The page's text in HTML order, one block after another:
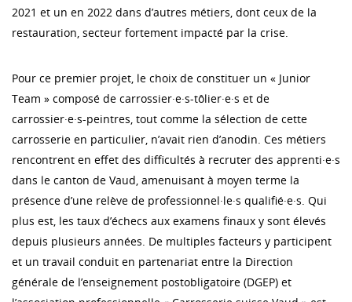
2021 et un en 2022 dans d’autres métiers, dont ceux de la
restauration, secteur fortement impacté par la crise.
Pour ce premier projet, le choix de constituer un « Junior
Team » composé de carrossier·e·s-tôlier·e·s et de
carrossier·e·s-peintres, tout comme la sélection de cette
carrosserie en particulier, n’avait rien d’anodin. Ces métiers
rencontrent en effet des difficultés à recruter des apprenti·e·s
dans le canton de Vaud, amenuisant à moyen terme la
présence d’une relève de professionnel·le·s qualifié·e·s. Qui
plus est, les taux d’échecs aux examens finaux y sont élevés
depuis plusieurs années. De multiples facteurs y participent
et un travail conduit en partenariat entre la Direction
générale de l’enseignement postobligatoire (DGEP) et